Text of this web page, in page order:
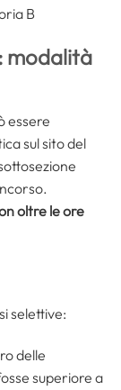
B
modalità
essere
sul sito del
oltre le ore
selettive:
delle
superiore a